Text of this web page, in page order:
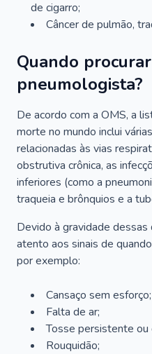
de cigarro;
Câncer de pulmão,
Quando
pneumologista?
De acordo com a OMS, a
morte no mundo inclui
relacionadas às vias
obstrutiva crônica, as
inferiores (como a
traqueia e brônquios e a
Devido à gravidade
atento aos sinais de
por exemplo:
Cansaço sem esforço;
Falta de ar;
Tosse persistente ou
Rouquidão;